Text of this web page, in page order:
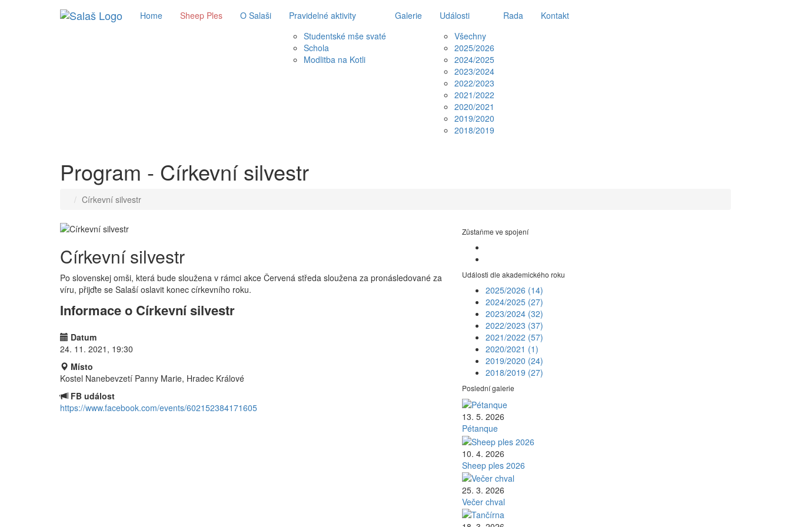
Home Sheep Ples O Salaši
Pravidelné aktivity
Studentské mše svaté
Schola
Modlitba na Kotli
Galerie
Události
Všechny
2025/2026
2024/2025
2023/2024
2022/2023
2021/2022
2020/2021
2019/2020
2018/2019
Rada Kontakt
Program - Církevní silvestr
Církevní silvestr
Církevní silvestr
Po slovenskej omši, která bude sloužena v rámci akce Červená středa sloužena za pronásledované za
víru, přijďte se Salaší oslavit konec církevního roku.
Informace o Církevní silvestr
Datum
24. 11. 2021, 19:30
Místo
Kostel Nanebevzetí Panny Marie, Hradec Králové
FB událost
https://www.facebook.com/events/602152384171605
Zůstaňme ve spojení
Události dle akademického roku
2025/2026 (14)
2024/2025 (27)
2023/2024 (32)
2022/2023 (37)
2021/2022 (57)
2020/2021 (1)
2019/2020 (24)
2018/2019 (27)
Poslední galerie
13. 5. 2026
Pétanque
10. 4. 2026
Sheep ples 2026
25. 3. 2026
Večer chval